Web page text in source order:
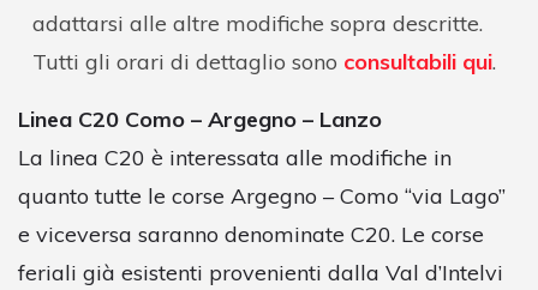
adattarsi alle altre modifiche sopra descritte.
Tutti gli orari di dettaglio sono consultabili qui.
Linea C20 Como – Argegno – Lanzo
La linea C20 è interessata alle modifiche in
quanto tutte le corse Argegno – Como “via Lago”
e viceversa saranno denominate C20. Le corse
feriali già esistenti provenienti dalla Val d’Intelvi